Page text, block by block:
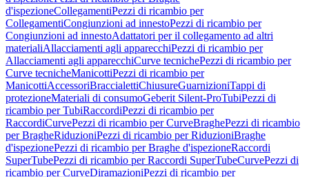
d'ispezioneCollegamentiPezzi di ricambio per
CollegamentiCongiunzioni ad innestoPezzi di ricambio per
Congiunzioni ad innestoAdattatori per il collegamento ad altri
materialiAllacciamenti agli apparecchiPezzi di ricambio per
Allacciamenti agli apparecchiCurve tecnichePezzi di ricambio per
Curve tecnicheManicottiPezzi di ricambio per
ManicottiAccessoriBraccialettiChiusureGuarnizioniTappi di
protezioneMateriali di consumoGeberit Silent-ProTubiPezzi di
ricambio per TubiRaccordiPezzi di ricambio per
RaccordiCurvePezzi di ricambio per CurveBraghePezzi di ricambio
per BragheRiduzioniPezzi di ricambio per RiduzioniBraghe
d'ispezionePezzi di ricambio per Braghe d'ispezioneRaccordi
SuperTubePezzi di ricambio per Raccordi SuperTubeCurvePezzi di
ricambio per CurveDiramazioniPezzi di ricambio per